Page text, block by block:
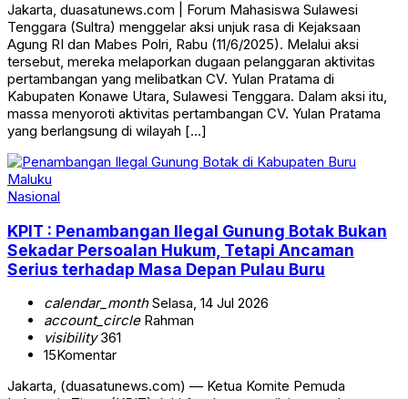
Jakarta, duasatunews.com | Forum Mahasiswa Sulawesi
Tenggara (Sultra) menggelar aksi unjuk rasa di Kejaksaan
Agung RI dan Mabes Polri, Rabu (11/6/2025). Melalui aksi
tersebut, mereka melaporkan dugaan pelanggaran aktivitas
pertambangan yang melibatkan CV. Yulan Pratama di
Kabupaten Konawe Utara, Sulawesi Tenggara. Dalam aksi itu,
massa menyoroti aktivitas pertambangan CV. Yulan Pratama
yang berlangsung di wilayah […]
Nasional
KPIT : Penambangan Ilegal Gunung Botak Bukan
Sekadar Persoalan Hukum, Tetapi Ancaman
Serius terhadap Masa Depan Pulau Buru
calendar_monthSelasa, 14 Jul 2026
account_circleRahman
visibility361
15Komentar
Jakarta, (duasatunews.com) — Ketua Komite Pemuda